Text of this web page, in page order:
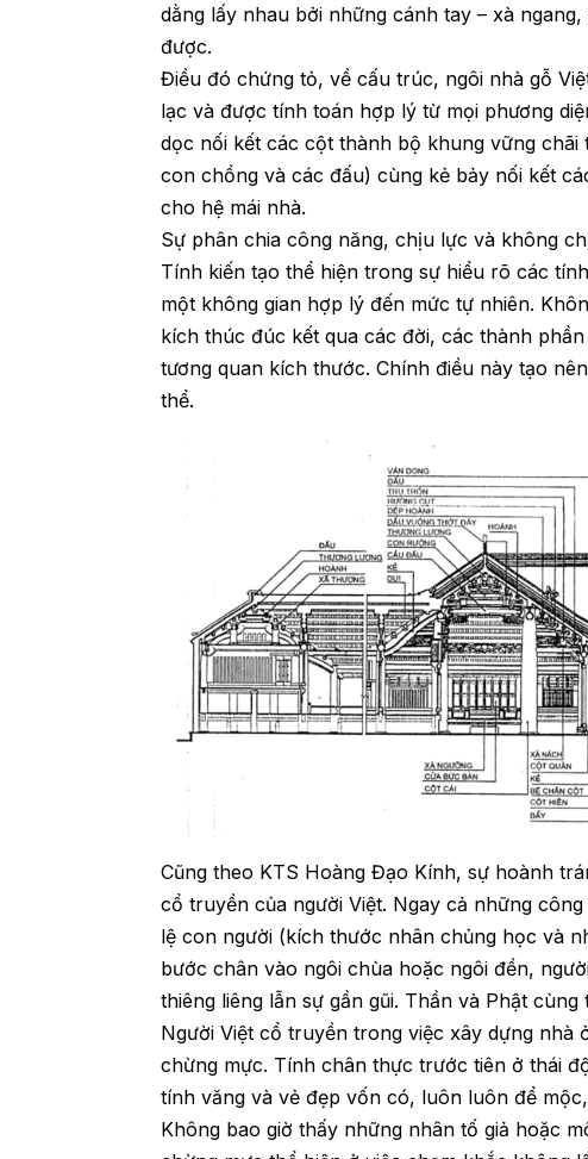
dằng lấy nhau bởi những cánh tay – xà
được.
Điều đó chứng tỏ, về cấu trúc, ngôi nhà gỗ
lạc và được tính toán hợp lý từ mọi phương
dọc nối kết các cột thành bộ khung vững
con chồng và các đấu) cùng kẻ bảy nối kết
cho hệ mái nhà.
Sự phân chia công năng, chịu lực và không
Tính kiến tạo thể hiện trong sự hiểu rõ các
một không gian hợp lý đến mức tự nhiên.
kích thúc đúc kết qua các đời, các thành
tương quan kích thước. Chính điều này tạo
thể.
Cũng theo KTS Hoàng Đạo Kính, sự hoành
cổ truyền của người Việt. Ngay cả những
lệ con người (kích thước nhân chủng học và
bước chân vào ngôi chùa hoặc ngôi đền,
thiêng liêng lẫn sự gần gũi. Thần và Phật
Người Việt cổ truyền trong việc xây dựng
chừng mực. Tính chân thực trước tiên ở thái
tính văng và vẻ đẹp vốn có, luôn luôn để
Không bao giờ thấy những nhân tố giả hoặc